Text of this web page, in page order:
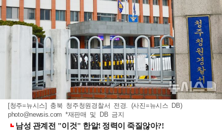
[청주=뉴시스] 충북 청주청원경찰서 전경. (사진=뉴시스 DB)
photo@newsis.com *재판매 및 DB 금지